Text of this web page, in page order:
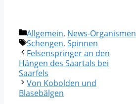
Kategorien
Allgemein, News-Organismen
Schlagwörter
Schengen, Spinnen
Felsenspringer an den
Hängen des Saartals bei
Saarfels
Von Kobolden und
Blasebälgen